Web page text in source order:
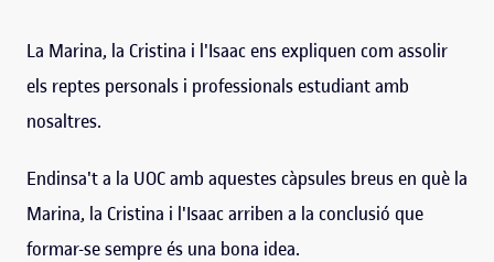
La Marina, la Cristina i l'Isaac ens expliquen com assolir
els reptes personals i professionals estudiant amb
nosaltres.
Endinsa't a la UOC amb aquestes càpsules breus en què la
Marina, la Cristina i l'Isaac arriben a la conclusió que
formar-se sempre és una bona idea.